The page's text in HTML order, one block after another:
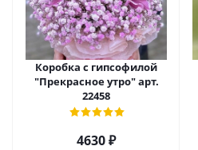
Коробка с гипсофилой
"Прекрасное утро" арт.
22458
4630 ₽